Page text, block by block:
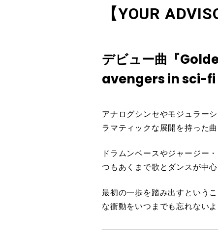
【YOUR
デビュー曲『
avengers in sci-fi
アナログシンセやモジュラー
ラマティックな展開を持った曲
ドラムンベースやジャージー
つもあくまで歌とダンスが中
最初の一歩を踏み出すという
な衝動をいつまでも忘れない